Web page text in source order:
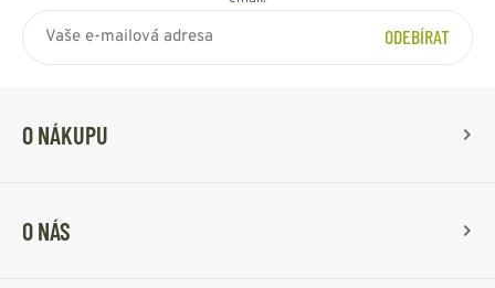
ODEBÍRAT
O NÁKUPU
O NÁS